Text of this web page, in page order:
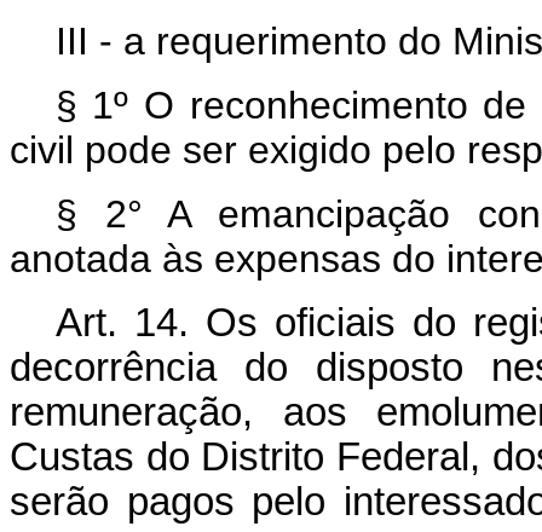
III - a requerimento do
§ 1º O reconhecimento
civil pode ser exigido pelo
§ 2° A emancipação
anotada às expensas do
Art. 14. Os oficiais do
decorrência do disposto
remuneração, aos
Custas do Distrito Federal,
serão pagos pelo